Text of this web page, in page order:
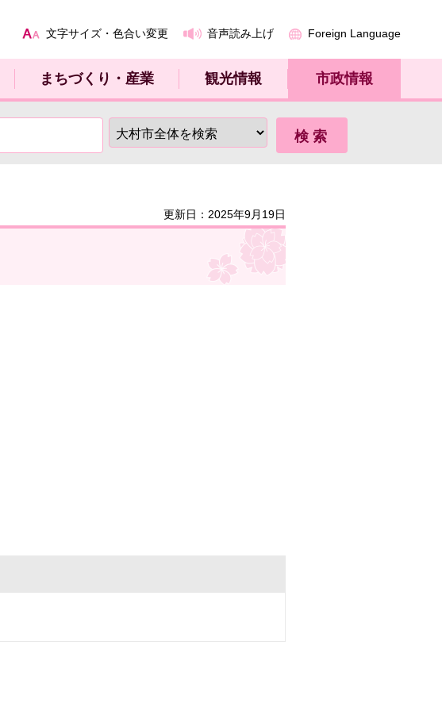
文字サイズ・色合い変更 音声読み上げ Foreign Language
まちづくり・産業 観光情報 市政情報
更新日：2025年9月19日